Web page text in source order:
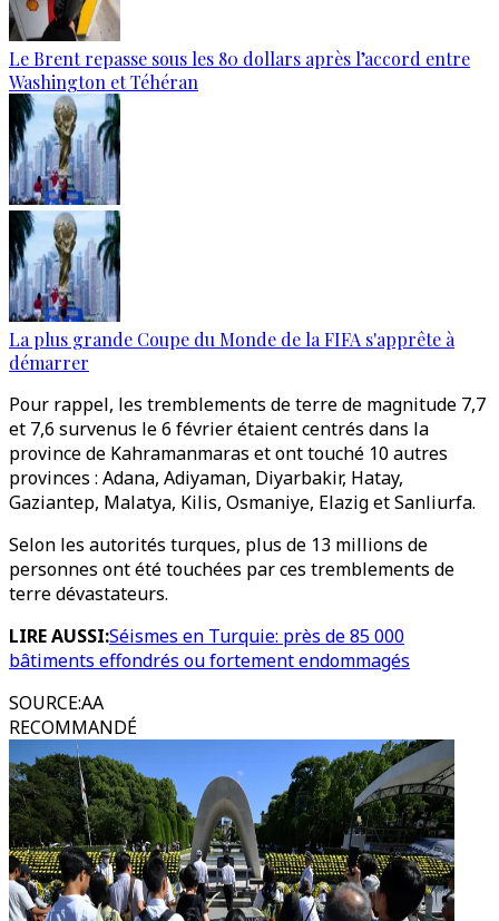
Le Brent repasse sous les 80 dollars après l’accord entre
Washington et Téhéran
La plus grande Coupe du Monde de la FIFA s'apprête à
démarrer
Pour rappel, les tremblements de terre de magnitude 7,7
et 7,6 survenus le 6 février étaient centrés dans la
province de Kahramanmaras et ont touché 10 autres
provinces : Adana, Adiyaman, Diyarbakir, Hatay,
Gaziantep, Malatya, Kilis, Osmaniye, Elazig et Sanliurfa.
Selon les autorités turques, plus de 13 millions de
personnes ont été touchées par ces tremblements de
terre dévastateurs.
LIRE AUSSI:Séismes en Turquie: près de 85 000
bâtiments effondrés ou fortement endommagés
SOURCE:AA
RECOMMANDÉ